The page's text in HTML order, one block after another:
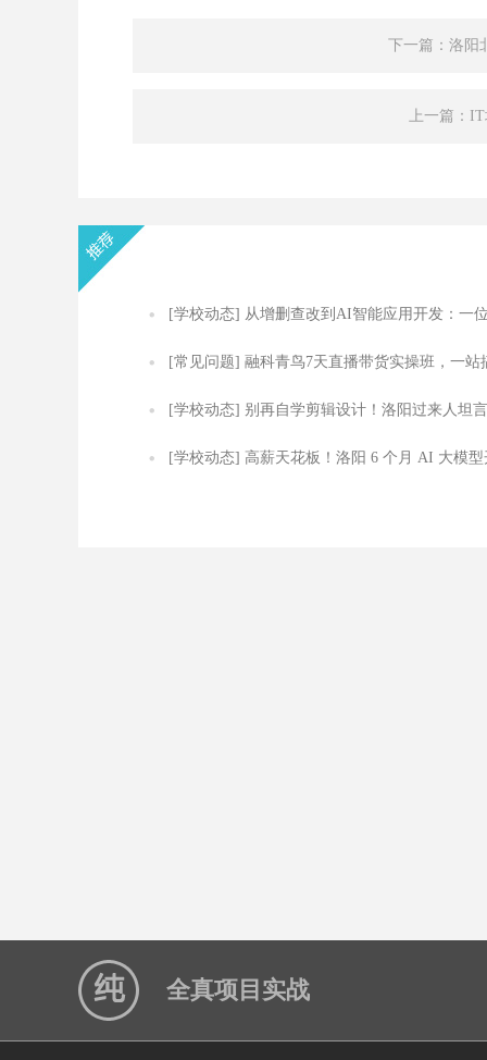
下一篇：洛阳
上一篇：
[学校动态] 从增删查改到AI智能应用开发：一
模型开发者的API跃迁之路
[常见问题] 融科青鸟7天直播带货实操班，一站
定从选品到直播及数据复盘
[学校动态] 别再自学剪辑设计！洛阳过来人坦
自学半年不如实训 2 个月
[学校动态] 高薪天花板！洛阳 6 个月 AI 大模型
全真项目实战